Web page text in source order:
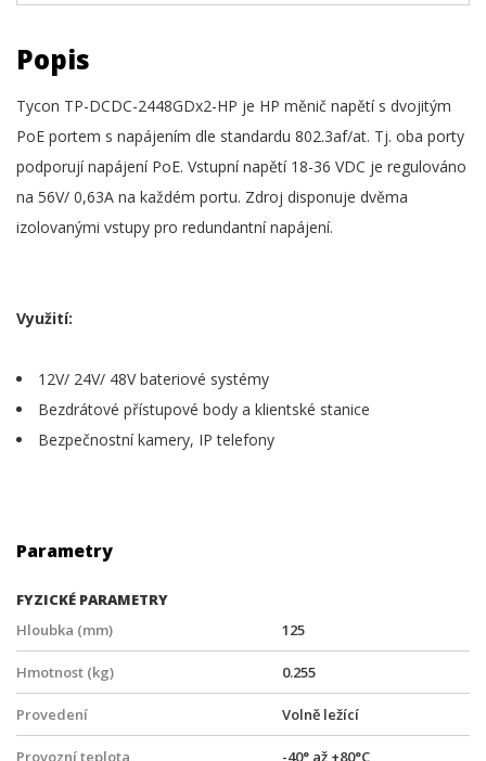
Popis
Tycon TP-DCDC-2448GDx2-HP je HP měnič napětí s dvojitým
PoE portem s napájením dle standardu 802.3af/at. Tj. oba porty
podporují napájení PoE. Vstupní napětí 18-36 VDC je regulováno
na 56V/ 0,63A na každém portu. Zdroj disponuje dvěma
izolovanými vstupy pro redundantní napájení.
Využití:
12V/ 24V/ 48V bateriové systémy
Bezdrátové přístupové body a klientské stanice
Bezpečnostní kamery, IP telefony
Parametry
FYZICKÉ PARAMETRY
Hloubka (mm)
125
Hmotnost (kg) 0.255
Provedení Volně ležící
Provozní teplota -40° až +80°C